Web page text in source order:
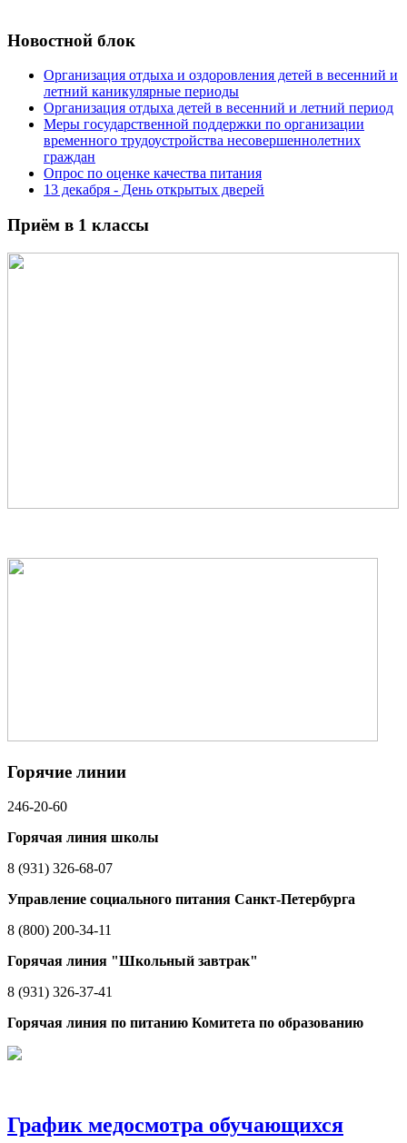
Новостной блок
Организация отдыха и оздоровления детей в весенний и
летний каникулярные периоды
Организация отдыха детей в весенний и летний период
Меры государственной поддержки по организации
временного трудоустройства несовершеннолетних
граждан
Опрос по оценке качества питания
13 декабря - День открытых дверей
Приём в 1 классы
Горячие линии
246-20-60
Горячая линия школы
8 (931) 326-68-07
Управление социального питания Санкт-Петербурга
8 (800) 200-34-11
Горячая линия "Школьный завтрак"
8 (931) 326-37-41
Горячая линия по питанию Комитета по образованию
График медосмотра обучающихся